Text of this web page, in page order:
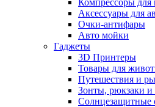
Компрессоры
Аксессуары для
Очки-антифары
Авто мойки
Гаджеты
3D Принтеры
Товары для
Путешествия и
Зонты, рюкзаки и
Солнцезащитные